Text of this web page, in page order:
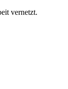
vernetzt.